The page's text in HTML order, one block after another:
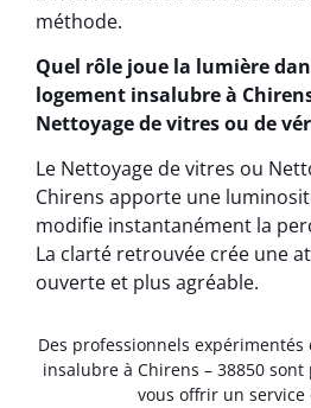
méthode.
Quel rôle joue la lumière
logement insalubre à
Nettoyage de vitres ou de
Le Nettoyage de vitres ou
Chirens apporte une
modifie instantanément la
La clarté retrouvée crée une
ouverte et plus agréable.
Des professionnels
insalubre à Chirens – 38850
vous offrir un service